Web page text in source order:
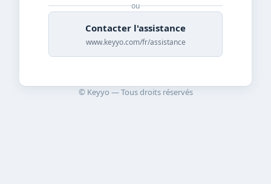
ou
Contacter l'assistance
www.keyyo.com/fr/assistance
© Keyyo — Tous droits réservés